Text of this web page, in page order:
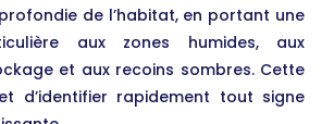
de l’habitat, en portant une
aux zones humides, aux
et aux recoins sombres. Cette
d’identifier rapidement tout signe